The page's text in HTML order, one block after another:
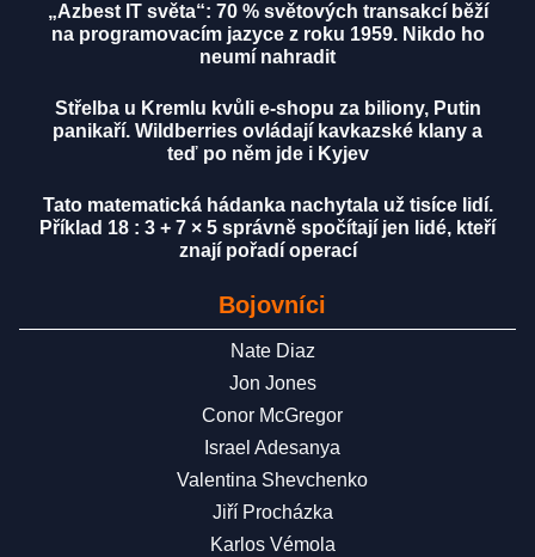
„Azbest IT světa“: 70 % světových transakcí běží
na programovacím jazyce z roku 1959. Nikdo ho
neumí nahradit
Střelba u Kremlu kvůli e-shopu za biliony, Putin
panikaří. Wildberries ovládají kavkazské klany a
teď po něm jde i Kyjev
Tato matematická hádanka nachytala už tisíce lidí.
Příklad 18 : 3 + 7 × 5 správně spočítají jen lidé, kteří
znají pořadí operací
Bojovníci
Nate Diaz
Jon Jones
Conor McGregor
Israel Adesanya
Valentina Shevchenko
Jiří Procházka
Karlos Vémola